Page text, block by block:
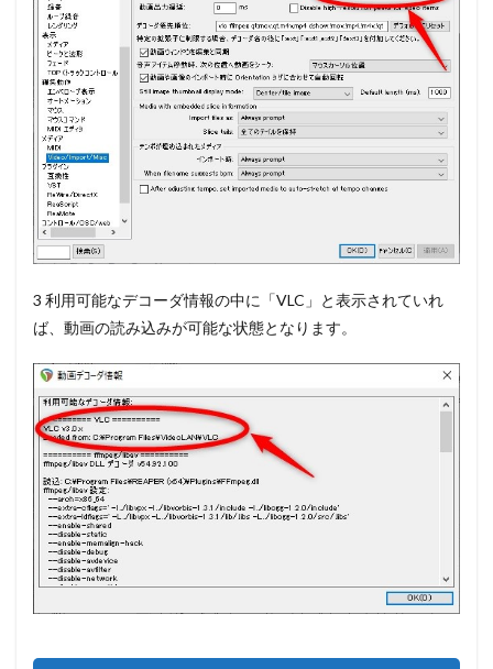
3 利用可能なデコーダ情報の中に「VLC」と表示されていれ
ば、動画の読み込みが可能な状態となります。